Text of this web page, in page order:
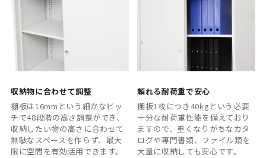
収納物に合わせて調整
棚板は16mmという細かなピッ
チで48段階の高さ調整ができ、
収納したい物の高さに合わせて
無駄なスペースを作らず、最大
限に空間を有効活用できます。
頼れる耐荷重で安心
棚板1枚につき40kgという必要
十分な耐荷重性能を備えており
ますので、重くなりがちなカタ
ログや専門書類、ファイル類を
大量に収納しても安心です。